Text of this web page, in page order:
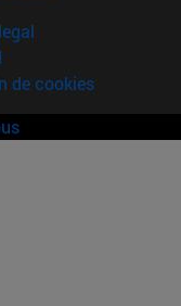
de cookies